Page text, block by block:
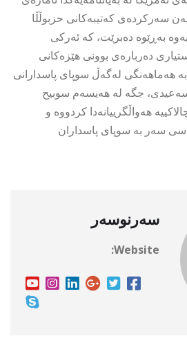
سەرکردەی کەتیبەکانی حزبوڵڵا
بەڕێوە دەبرێت، کە ئەرکی
دەربارەی بوونی هێزەکانی
بە هەماهەنگی لەگەڵ سوپای پاسدارانی
جگە لە هەیسەم سوبیح
هەواڵگرییانەدا کردووە و
سەر بە سوپای پاسداران
سەرنوسەر
Website: